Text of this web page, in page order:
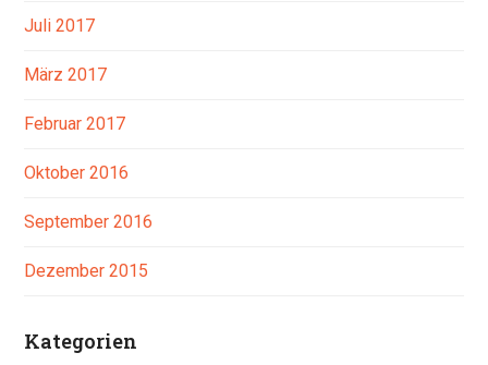
Juli 2017
März 2017
Februar 2017
Oktober 2016
September 2016
Dezember 2015
Kategorien